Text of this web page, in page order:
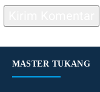
MASTER TUKANG